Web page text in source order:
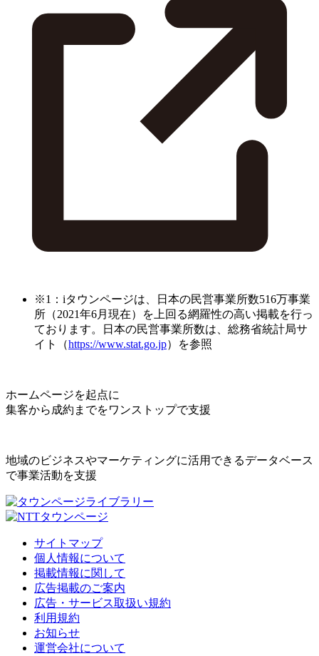
※1：iタウンページは、日本の民営事業所数516万事業
所（2021年6月現在）を上回る網羅性の高い掲載を行っ
ております。日本の民営事業所数は、総務省統計局サ
イト（https://www.stat.go.jp）を参照
ホームページを起点に
集客から成約までをワンストップで支援
地域のビジネスやマーケティングに活用できるデータベース
で事業活動を支援
サイトマップ
個人情報について
掲載情報に関して
広告掲載のご案内
広告・サービス取扱い規約
利用規約
お知らせ
運営会社について